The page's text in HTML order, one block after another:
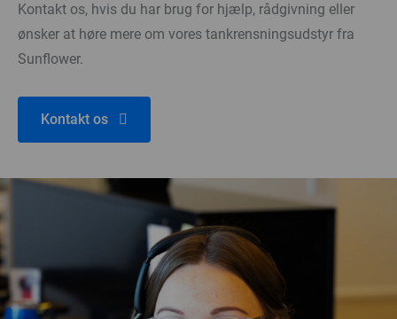
Kontakt os, hvis du har brug for hjælp, rådgivning eller
ønsker at høre mere om vores tankrensningsudstyr fra
Sunflower.
Kontakt os